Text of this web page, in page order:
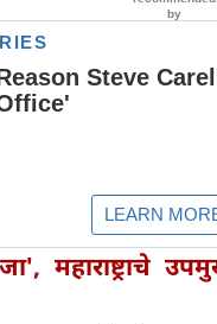
महाराष्ट्राचे